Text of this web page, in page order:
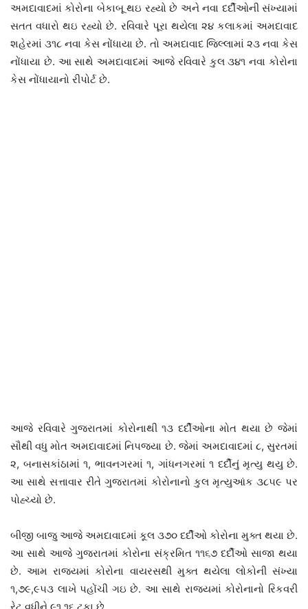
અમદાવાદમાં કોરોના બેકાબૂ થઇ રહ્યો છે અને નવા દર્દીઓની સંખ્યામાં
સતત વધારો થઇ રહ્યો છે. રવિવારે પૂરા થયેલા ૨૪ કલાકમાં અમદાવાદ
શહેરમાં ૩૧૮ નવા કેસ નોંધાયા છે. તો અમદાવાદ જિલ્લામાં ૨૩ નવા કેસ
નોંધાયા છે. આ સાથે અમદાવાદમાં આજે રવિવારે કુલ ૩૪૧ નવા કોરોના
કેસ નોંધાયાનો રીપોર્ટ છે.
આજે રવિવારે ગુજરાતમાં કોરોનાથી ૧૩ દર્દીઓના મોત થયા છે જેમાં
સૌથી વધુ મોત અમદાવાદમાં નિપજ્યા છે. જેમાં અમદાવાદમાં ૮, સુરતમાં
૨, બનાસકાંઠામાં ૧, ભાવનગરમાં ૧, ગાંધનગરમાં ૧ દર્દીનું મૃત્યુ થયુ છે.
આ સાથે સત્તાવાર રીતે ગુજરાતમાં કોરોનાનો કુલ મૃત્યુઆંક ૩૮૫૯ પર
પોહ્ચ્યો છે.
બીજી બાજુ આજે અમદાવાદમાં કૂલ ૩૭૦ દર્દીઓ કોરોના મુક્ત થયા છે.
આ સાથે આજે ગુજરાતમાં કોરોના સંક્રમિત ૧૧૬૭ દર્દીઓ સાજા થયા
છે. આમ રાજ્યમાં કોરોના વાયરસથી મુક્ત થયેલા લોકોની સંખ્યા
૧,૭૯,૯૫૩ લાખે પહોંચી ગઇ છે. આ સાથે રાજ્યમાં કોરોનાનો રિકવરી